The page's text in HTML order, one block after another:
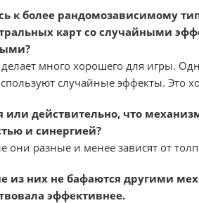
к более рандомозависимому
карт со случайными
много хорошего для игры.
случайные эффекты. Это
или действительно, что
и синергией?
они разные и менее зависят от
из них не бафаются другими
эффективнее.